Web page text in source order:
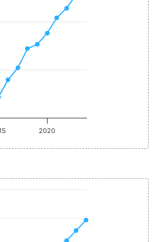
1 Y axis displaying 단위(ppm). Data ranges
2020
1 X axis displaying values. Range: 2014 to
1 Y axis displaying 단위(ppm). Data ranges
End of